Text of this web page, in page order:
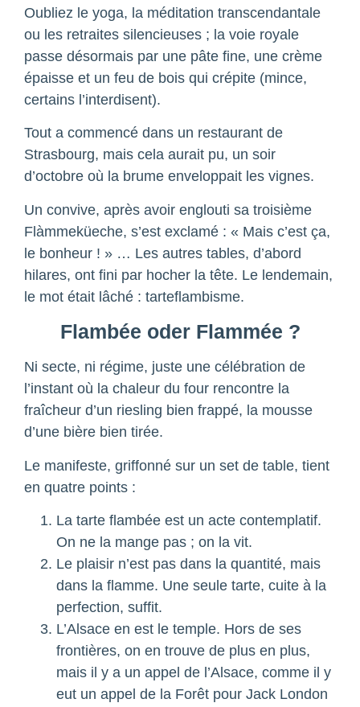
Oubliez le yoga, la méditation transcendantale
ou les retraites silencieuses ; la voie royale
passe désormais par une pâte fine, une crème
épaisse et un feu de bois qui crépite (mince,
certains l’interdisent).
Tout a commencé dans un restaurant de
Strasbourg, mais cela aurait pu, un soir
d’octobre où la brume enveloppait les vignes.
Un convive, après avoir englouti sa troisième
Flàmmeküeche, s’est exclamé : « Mais c’est ça,
le bonheur ! » … Les autres tables, d’abord
hilares, ont fini par hocher la tête. Le lendemain,
le mot était lâché : tarteflambisme.
Flambée oder Flammée ?
Ni secte, ni régime, juste une célébration de
l’instant où la chaleur du four rencontre la
fraîcheur d’un riesling bien frappé, la mousse
d’une bière bien tirée.
Le manifeste, griffonné sur un set de table, tient
en quatre points :
La tarte flambée est un acte contemplatif.
On ne la mange pas ; on la vit.
Le plaisir n’est pas dans la quantité, mais
dans la flamme. Une seule tarte, cuite à la
perfection, suffit.
L’Alsace en est le temple. Hors de ses
frontières, on en trouve de plus en plus,
mais il y a un appel de l’Alsace, comme il y
eut un appel de la Forêt pour Jack London